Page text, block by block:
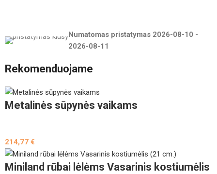
Numatomas pristatymas 2026-08-10 -
2026-08-11
Rekomenduojame
Metalinės sūpynės vaikams
214,77€
Miniland rūbai lėlėms Vasarinis kostiumėlis